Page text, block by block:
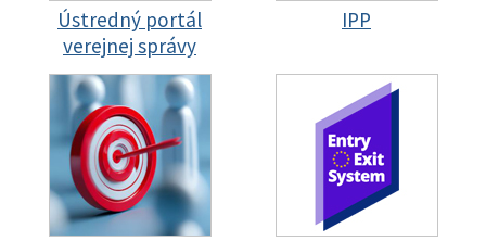
Ústredný portál
verejnej správy
IPP